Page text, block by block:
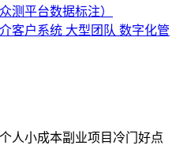
测平台数据标注）
客户系统 大型团队 数字化管
人小成本副业项目冷门好点